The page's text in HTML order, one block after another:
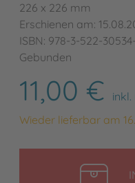
226 x 226 mm
Erschienen am:
ISBN: 978-3-522-30534-
Gebunden
11,00 €
inkl.
Wieder lieferbar am